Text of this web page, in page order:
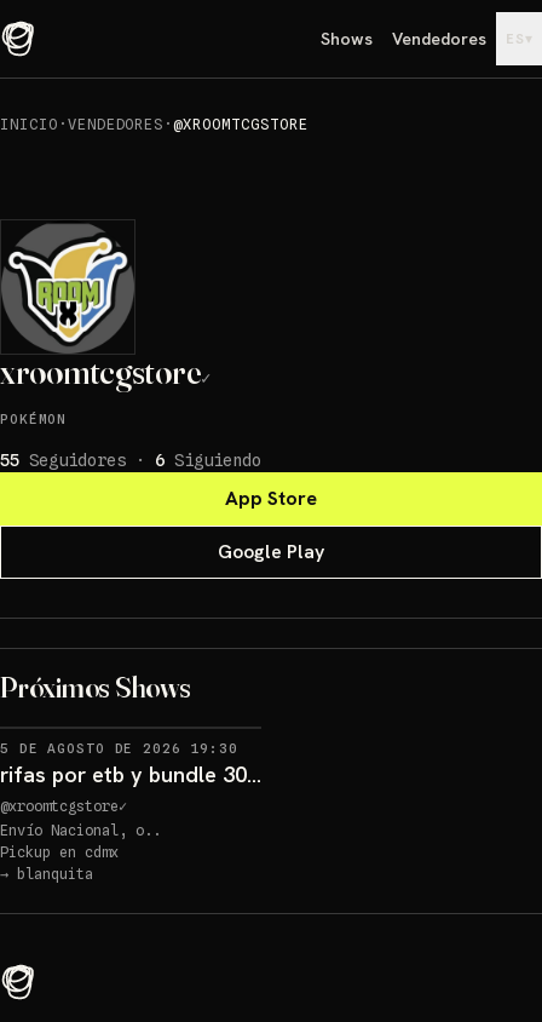
Shows Vendedores ES ▾
INICIO · VENDEDORES ·@XROOMTCGSTORE
xroomtcgstore✓
POKÉMON
55 Seguidores · 6 Siguiendo
App Store
Google Play
Próximos Shows
5 DE AGOSTO DE 2026 19:30
rifas por etb y bundle 30 aniversario
@xroomtcgstore✓
Envío Nacional, o..
Pickup en cdmx
→ blanquita